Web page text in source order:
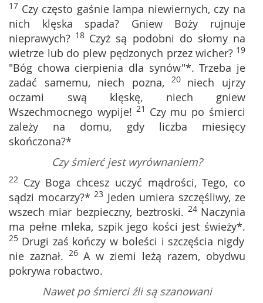
17 Czy często gaśnie lampa niewiernych, czy na
nich klęska spada? Gniew Boży rujnuje
nieprawych? 18 Czyż są podobni do słomy na
wietrze lub do plew pędzonych przez wicher? 19
"Bóg chowa cierpienia dla synów"*. Trzeba je
zadać samemu, niech pozna, 20 niech ujrzy
oczami swą klęskę, niech gniew
Wszechmocnego wypije! 21 Czy mu po śmierci
zależy na domu, gdy liczba miesięcy
skończona?*
Czy śmierć jest wyrównaniem?
22 Czy Boga chcesz uczyć mądrości, Tego, co
sądzi mocarzy?* 23 Jeden umiera szczęśliwy, ze
wszech miar bezpieczny, beztroski. 24 Naczynia
ma pełne mleka, szpik jego kości jest świeży*.
25 Drugi zaś kończy w boleści i szczęścia nigdy
nie zaznał. 26 A w ziemi leżą razem, obydwu
pokrywa robactwo.
Nawet po śmierci źli są szanowani